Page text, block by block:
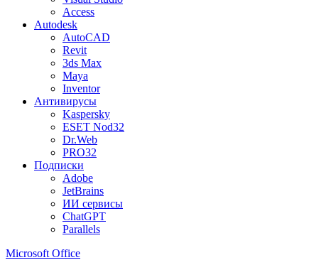
Access
Autodesk
AutoCAD
Revit
3ds Max
Maya
Inventor
Антивирусы
Kaspersky
ESET Nod32
Dr.Web
PRO32
Подписки
Adobe
JetBrains
ИИ сервисы
ChatGPT
Parallels
Microsoft Office